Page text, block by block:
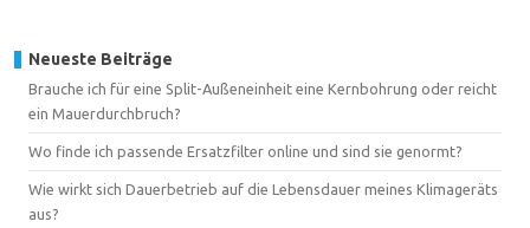
Neueste Beiträge
Brauche ich für eine Split-Außeneinheit eine Kernbohrung oder reicht
ein Mauerdurchbruch?
Wo finde ich passende Ersatzfilter online und sind sie genormt?
Wie wirkt sich Dauerbetrieb auf die Lebensdauer meines Klimageräts
aus?